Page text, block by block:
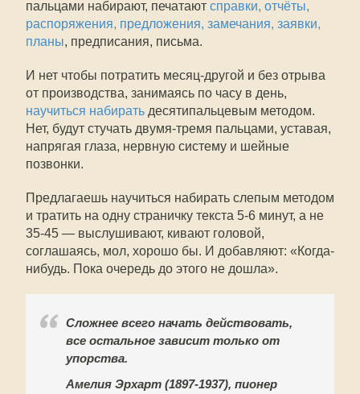
пальцами набирают, печатают справки, отчёты,
распоряжения, предложения, замечания, заявки,
планы, предписания, письма.
И нет чтобы потратить месяц-другой и без отрыва
от производства, занимаясь по часу в день,
научиться набирать десятипальцевым методом.
Нет, будут стучать двумя-тремя пальцами, уставая,
напрягая глаза, нервную систему и шейные
позвонки.
Предлагаешь научиться набирать слепым методом
и тратить на одну страничку текста 5-6 минут, а не
35-45 — выслушивают, кивают головой,
соглашаясь, мол, хорошо бы. И добавляют: «Когда-
нибудь. Пока очередь до этого не дошла».
Сложнее всего начать действовать,
все остальное зависит только от
упорства.
Амелия Эрхарт (1897-1937), пионер